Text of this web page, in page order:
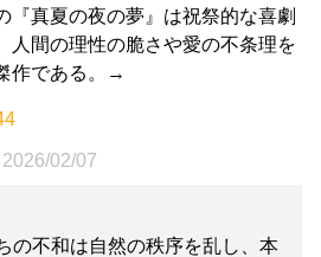
『真夏の夜の夢』は祝祭的な喜劇
人間の理性の脆さや愛の不条理を
作である。→
2026/02/07
の不和は自然の秩序を乱し、本